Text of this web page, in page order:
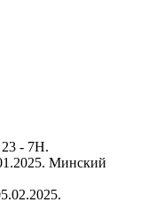
- 7Н.
Минский